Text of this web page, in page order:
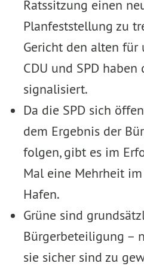
Ratssitzung einen
Planfeststellung zu
Gericht den alten für
CDU und SPD
signalisiert.
Da die SPD sich
dem Ergebnis der
folgen, gibt es im
Mal eine Mehrheit
Hafen.
Grüne sind
Bürgerbeteiligung –
sie sicher sind zu